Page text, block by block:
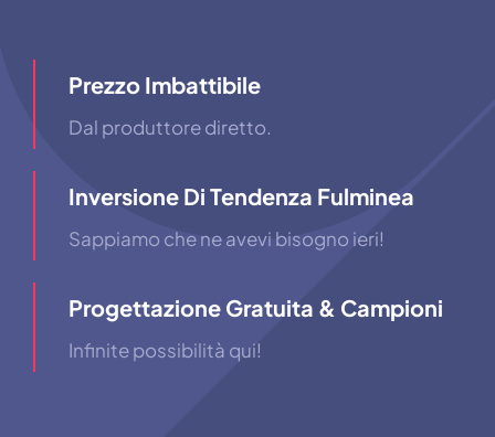
Prezzo Imbattibile
Dal produttore diretto.
Inversione Di Tendenza Fulminea
Sappiamo che ne avevi bisogno ieri!
Progettazione Gratuita & Campioni
Infinite possibilità qui!